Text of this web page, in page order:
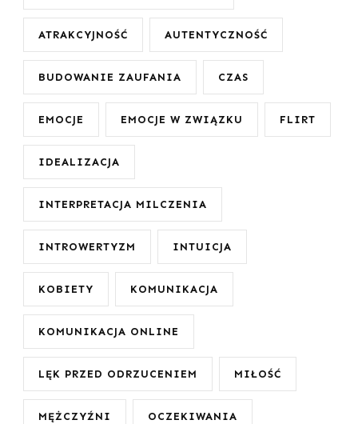
ATRAKCYJNOŚĆ AUTENTYCZNOŚĆ
BUDOWANIE ZAUFANIA CZAS
EMOCJE EMOCJE W ZWIĄZKU FLIRT
IDEALIZACJA
INTERPRETACJA MILCZENIA
INTROWERTYZM INTUICJA
KOBIETY KOMUNIKACJA
KOMUNIKACJA ONLINE
LĘK PRZED ODRZUCENIEM MIŁOŚĆ
MĘŻCZYŹNI OCZEKIWANIA